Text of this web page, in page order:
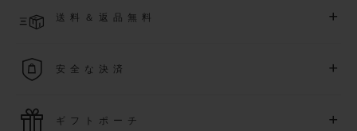
詳細を表示する
より異なる場合がございます
送料＆返品無料 +
す
安全な決済 +
ご購入は迅速で安全に処理され、お客様の個人情報は確実に
ギフトポーチ +